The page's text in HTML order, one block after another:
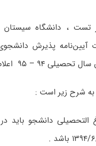
تست ، دانشگاه
آیین‌نامه پذیرش
۹۴ – ۹۵ اعلام کرد .
به شرح زیر است :